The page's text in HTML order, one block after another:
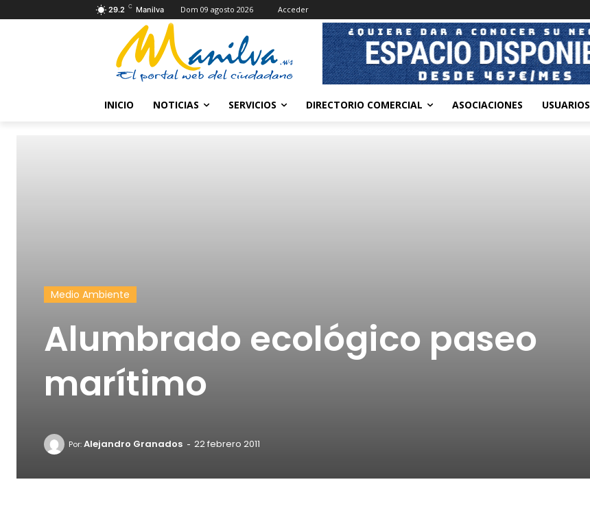
29.2 C Manilva Dom 09 agosto 2026 Acceder
INICIO NOTICIAS SERVICIOS DIRECTORIO COMERCIAL ASOCIACIONES USUARIOS
Medio Ambiente
Alumbrado ecológico paseo
marítimo
Por:Alejandro Granados - 22 febrero 2011